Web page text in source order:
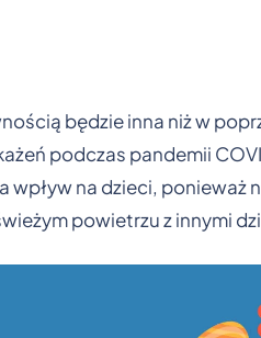
będzie inna niż w
podczas pandemii
na dzieci, ponieważ
powietrzu z innymi